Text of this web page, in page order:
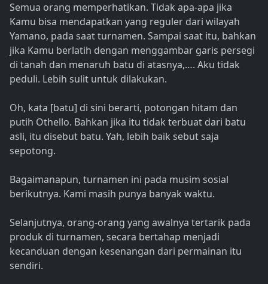
Semua orang memperhatikan. Tidak apa-apa jika
Kamu bisa mendapatkan yang reguler dari wilayah
Yamano, pada saat turnamen. Sampai saat itu, bahkan
jika Kamu berlatih dengan menggambar garis persegi
di tanah dan menaruh batu di atasnya,…. Aku tidak
peduli. Lebih sulit untuk dilakukan.
Oh, kata [batu] di sini berarti, potongan hitam dan
putih Othello. Bahkan jika itu tidak terbuat dari batu
asli, itu disebut batu. Yah, lebih baik sebut saja
sepotong.
Bagaimanapun, turnamen ini pada musim sosial
berikutnya. Kami masih punya banyak waktu.
Selanjutnya, orang-orang yang awalnya tertarik pada
produk di turnamen, secara bertahap menjadi
kecanduan dengan kesenangan dari permainan itu
sendiri.